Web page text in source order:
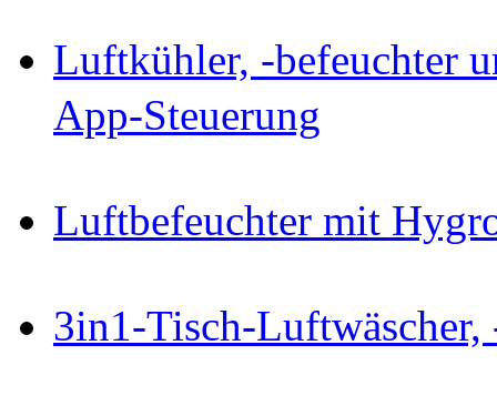
Luftkühler, -befeuchter
App-Steuerung
Luftbefeuchter mit
3in1-Tisch-